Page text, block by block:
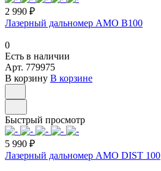
2 990 ₽
Лазерный дальномер AMO B100
0
Есть в наличии
Арт. 779975
В корзину В корзине
Быстрый просмотр
5 990 ₽
Лазерный дальномер AMO DIST 100